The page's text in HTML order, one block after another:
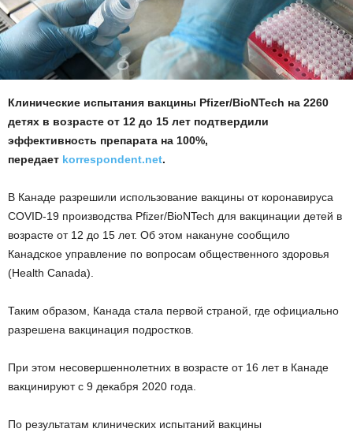
Клинические испытания вакцины Pfizer/BioNTech на 2260
детях в возрасте от 12 до 15 лет подтвердили
эффективность препарата на 100%,
передает korrespondent.net.
В Канаде разрешили использование вакцины от коронавируса
COVID-19 производства Pfizer/BioNTech для вакцинации детей в
возрасте от 12 до 15 лет. Об этом накануне сообщило
Канадское управление по вопросам общественного здоровья
(Health Canada).
Таким образом, Канада стала первой страной, где официально
разрешена вакцинация подростков.
При этом несовершеннолетних в возрасте от 16 лет в Канаде
вакцинируют с 9 декабря 2020 года.
По результатам клинических испытаний вакцины